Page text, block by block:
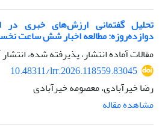
تحلیل گفتمانی ارزش‌های خبری در
دوازده‌روزه: مطالعه اخبار شش ساعت
مقالات آماده انتشار، پذیرفته شده، انتشار
10.48311/lrr.2026.118559.83045
رضا خیرآبادی، معصومه خیرآبادی
مشاهده مقاله